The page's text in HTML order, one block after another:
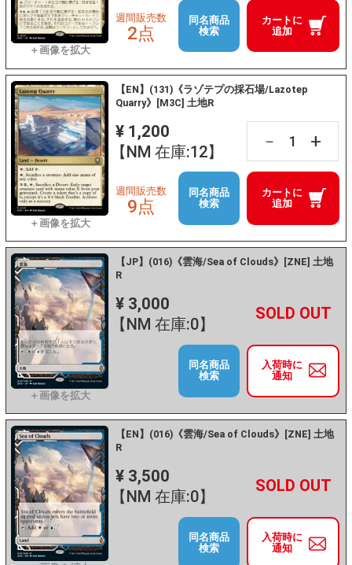
カートに
追加
週間販売数
2点
同名商品
検索
【EN】(131)《ラゾテプの採石場/Lazotep
Quarry》[M3C] 土地R
¥ 1,200
【NM 在庫:12】
－ +
カートに
追加
週間販売数
9点
同名商品
検索
【JP】(016)《雲海/Sea of Clouds》[ZNE] 土地
R
¥ 3,000
【NM 在庫:0】
－ +
入荷時に
通知
同名商品
検索
【EN】(016)《雲海/Sea of Clouds》[ZNE] 土地
R
¥ 3,500
【NM 在庫:0】
－ +
入荷時に
通知
同名商品
検索